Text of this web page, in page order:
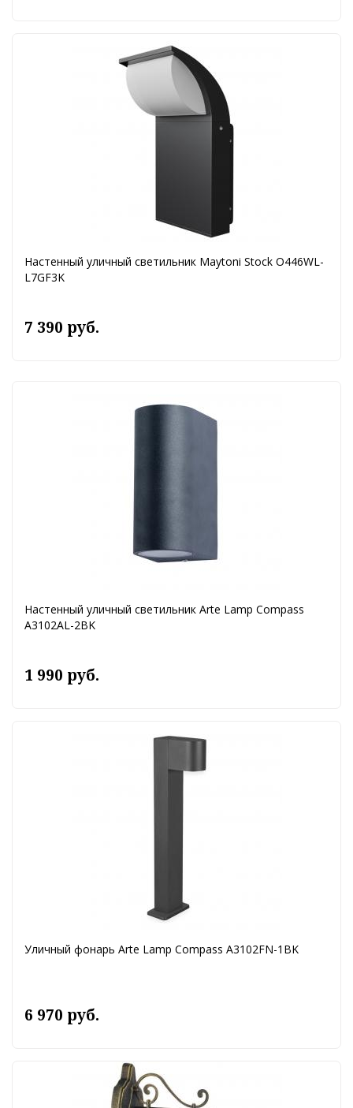
Настенный уличный светильник Maytoni Stock O446WL-
L7GF3K
7 390 руб.
Настенный уличный светильник Arte Lamp Compass
A3102AL-2BK
1 990 руб.
Уличный фонарь Arte Lamp Compass A3102FN-1BK
6 970 руб.